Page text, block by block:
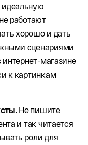
работают
хорошо и дать
сценариями
интернет-магазине
к картинкам
Не пишите
и так читается
роли для